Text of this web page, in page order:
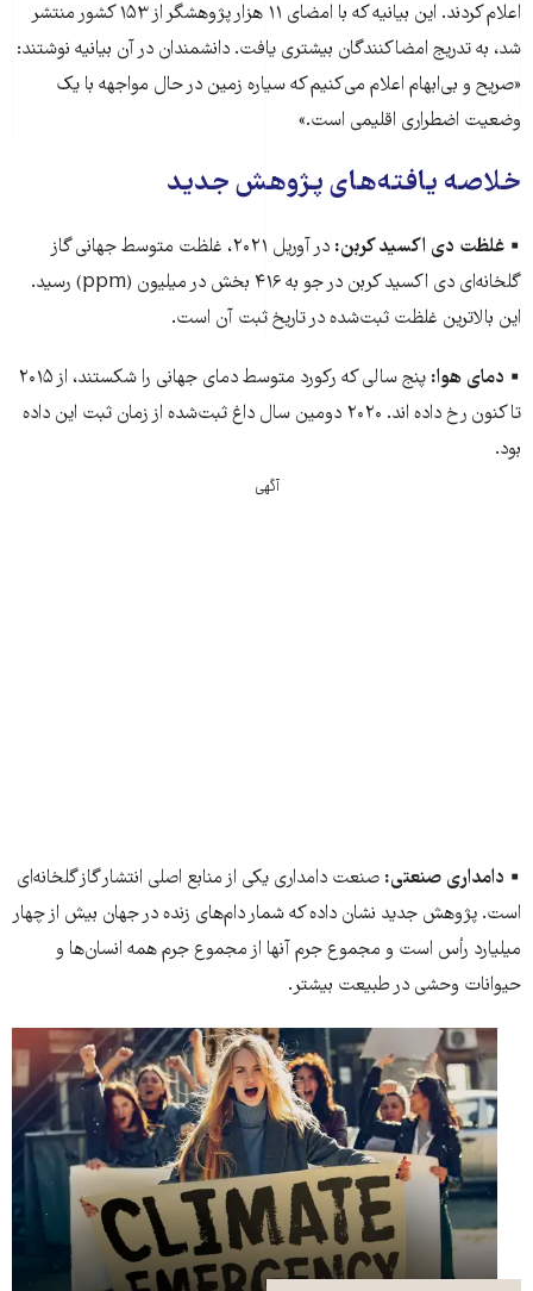
اعلام کردند. این بیانیه که با امضای ۱۱ هزار پژوهشگر از ۱۵۳ کشور منتشر
شد، به تدریج امضاکنندگان بیشتری یافت. دانشمندان در آن بیانیه نوشتند:
«صریح و بی‌ابهام اعلام می‌کنیم که سیاره زمین در حال مواجهه با یک
وضعیت اضطراری اقلیمی است.»
خلاصه یافته‌های پژوهش جدید
▪️ غلظت دی اکسید کربن:
در آوریل ۲۰۲۱، غلظت متوسط جهانی گاز
گلخانه‌ای دی اکسید کربن در جو به ۴۱۶ بخش در میلیون (ppm) رسید.
این بالاترین غلظت ثبت‌شده در تاریخ ثبت آن است.
▪️ دمای هوا:
پنج سالی که رکورد متوسط دمای جهانی را شکستند، از ۲۰۱۵
تا کنون رخ داده اند. ۲۰۲۰ دومین سال داغ ثبت‌شده از زمان ثبت این داده
بود.
آگهی
▪️ دامداری صنعتی: صنعت دامداری یکی از منابع اصلی انتشار گاز گلخانه‌ای
است. پژوهش جدید نشان داده که شمار دام‌های زنده در جهان بیش از چهار
میلیارد رأس است و مجموع جرم آنها از مجموع جرم همه انسان‌ها و
حیوانات وحشی در طبیعت بیشتر.